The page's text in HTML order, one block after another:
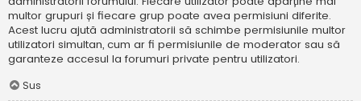
multor grupuri și fiecare grup poate avea permisiuni diferite.
Acest lucru ajută administratorii să schimbe permisiunile multor
utilizatori simultan, cum ar fi permisiunile de moderator sau să
garanteze accesul la forumuri private pentru utilizatori.
Sus